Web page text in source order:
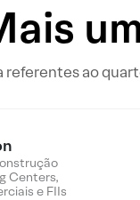
referentes ao
Centers,
e FIIs